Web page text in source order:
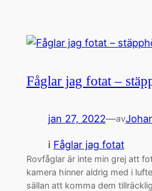
Fåglar jag fotat –
jan 27, 2022—av
i Fåglar jag fotat
Rovfåglar är inte min grej att
kamera hinner aldrig med i
sällan att komma dem